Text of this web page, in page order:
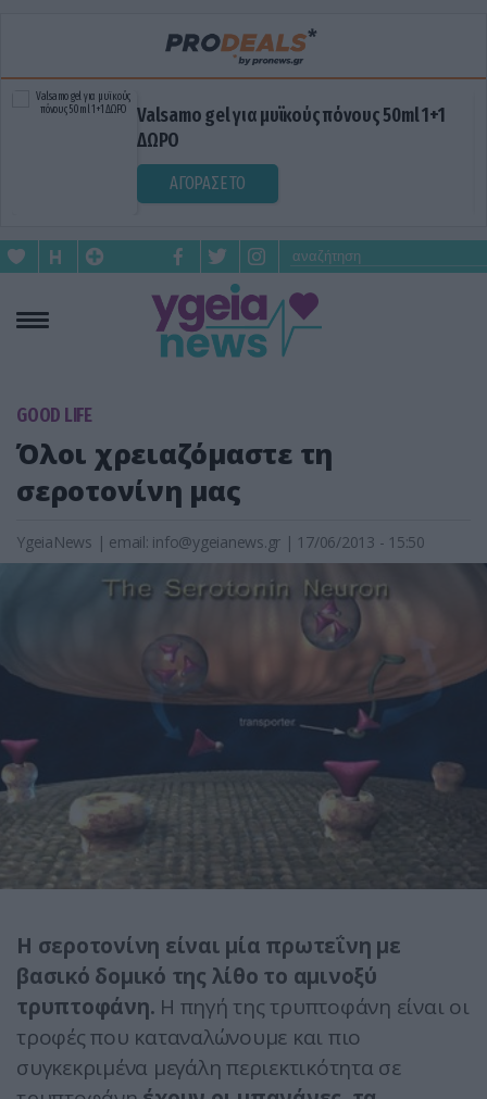
Valsamo gel για μυϊκούς πόνους 50ml 1+1
ΔΩΡΟ
ΑΓΟΡΑΣΕ ΤΟ
GOOD LIFE
Όλοι χρειαζόμαστε τη
σεροτονίνη μας
YgeiaNews | email: info@ygeianews.gr | 17/06/2013 - 15:50
Η σεροτονίνη είναι μία πρωτεΐνη με
βασικό δομικό της λίθο το αμινοξύ
τρυπτοφάνη. Η πηγή της τρυπτοφάνη είναι οι
τροφές που καταναλώνουμε και πιο
συγκεκριμένα μεγάλη περιεκτικότητα σε